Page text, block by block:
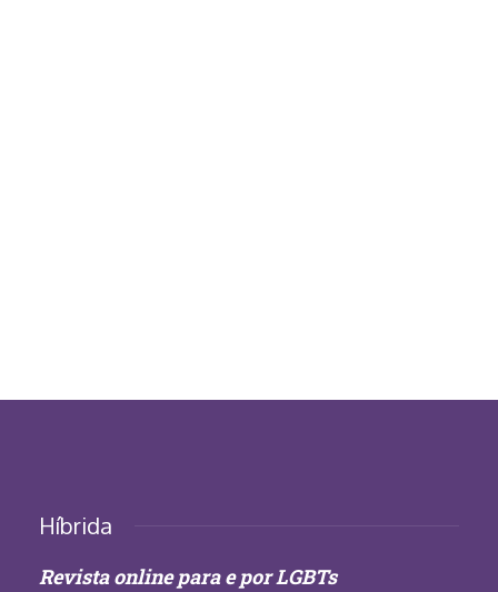
Híbrida
Revista online para e por LGBTs